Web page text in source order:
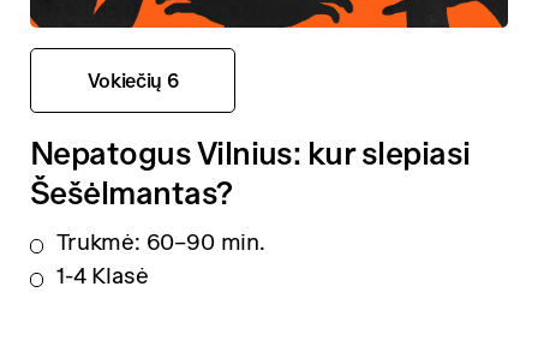
Vokiečių 6
Nepatogus Vilnius: kur slepiasi
Šešėlmantas?
Trukmė: 60–90 min.
1-4 Klasė